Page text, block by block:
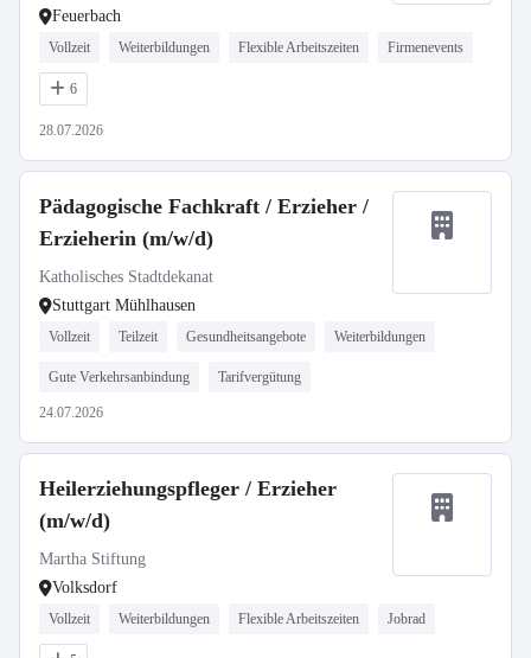
Feuerbach
Vollzeit Weiterbildungen Flexible Arbeitszeiten Firmenevents
6
28.07.2026
Pädagogische Fachkraft / Erzieher /
Erzieherin (m/w/d)
Katholisches Stadtdekanat
Stuttgart Mühlhausen
Vollzeit Teilzeit Gesundheitsangebote Weiterbildungen
Gute Verkehrsanbindung Tarifvergütung
24.07.2026
Heilerziehungspfleger / Erzieher
(m/w/d)
Martha Stiftung
Volksdorf
Vollzeit Weiterbildungen Flexible Arbeitszeiten Jobrad